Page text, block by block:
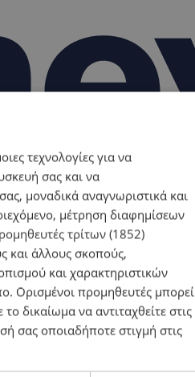
τεχνολογίες για να
σας και να
μοναδικά αναγνωριστικά και
μέτρηση διαφημίσεων
τρίτων (1852)
και άλλους σκοπούς,
και χαρακτηριστικών
Ορισμένοι προμηθευτές μπορεί
δικαίωμα να αντιταχθείτε στις
σας οποιαδήποτε στιγμή στις